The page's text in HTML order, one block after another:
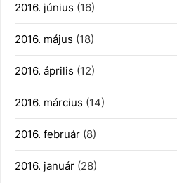
2016. június (16)
2016. május (18)
2016. április (12)
2016. március (14)
2016. február (8)
2016. január (28)